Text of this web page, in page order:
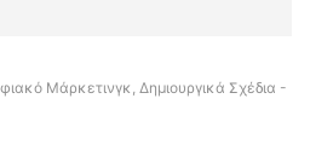
Μάρκετινγκ, Δημιουργικά Σχέδια -